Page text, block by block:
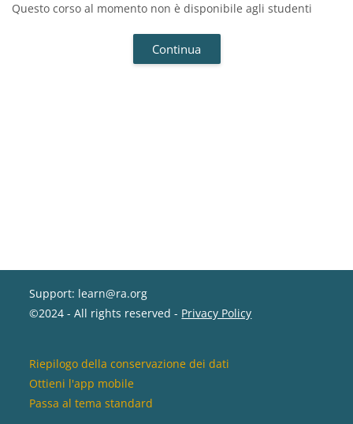
Questo corso al momento non è disponibile agli studenti
Continua
Support: learn@ra.org
©2024 - All rights reserved - Privacy Policy
Riepilogo della conservazione dei dati
Ottieni l'app mobile
Passa al tema standard